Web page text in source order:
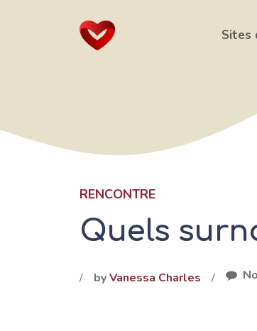
Sites
RENCONTRE
Quels
/ byVanessa Charles /